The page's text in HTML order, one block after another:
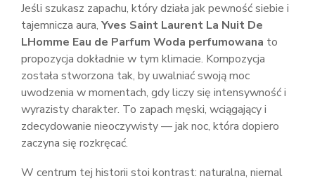
Jeśli szukasz zapachu, który działa jak pewność siebie i
tajemnicza aura, Yves Saint Laurent La Nuit De
LHomme Eau de Parfum Woda perfumowana to
propozycja dokładnie w tym klimacie. Kompozycja
została stworzona tak, by uwalniać swoją moc
uwodzenia w momentach, gdy liczy się intensywność i
wyrazisty charakter. To zapach męski, wciągający i
zdecydowanie nieoczywisty — jak noc, która dopiero
zaczyna się rozkręcać.
W centrum tej historii stoi kontrast: naturalna, niemal